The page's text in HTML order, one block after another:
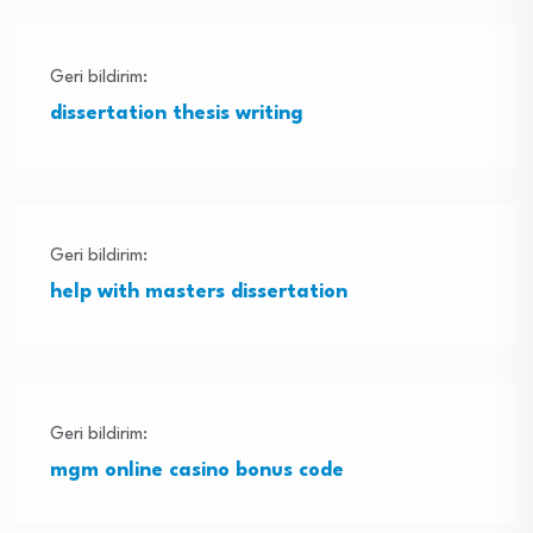
Geri bildirim:
dissertation thesis writing
Geri bildirim:
help with masters dissertation
Geri bildirim:
mgm online casino bonus code